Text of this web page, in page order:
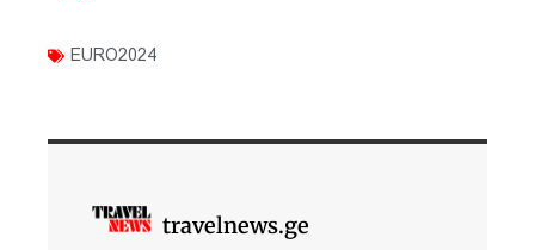
EURO2024
travelnews.ge